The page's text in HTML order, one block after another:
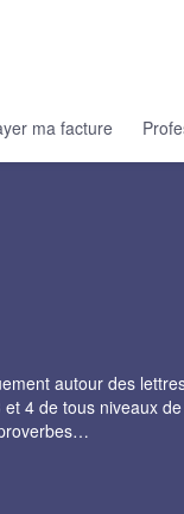
ma facture
autour des
4 de tous niveaux